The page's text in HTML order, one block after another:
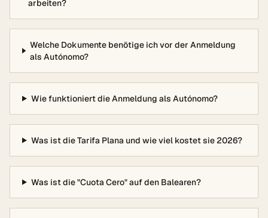
arbeiten?
Welche Dokumente benötige ich vor der Anmeldung
als Autónomo?
Wie funktioniert die Anmeldung als Autónomo?
Was ist die Tarifa Plana und wie viel kostet sie 2026?
Was ist die "Cuota Cero" auf den Balearen?